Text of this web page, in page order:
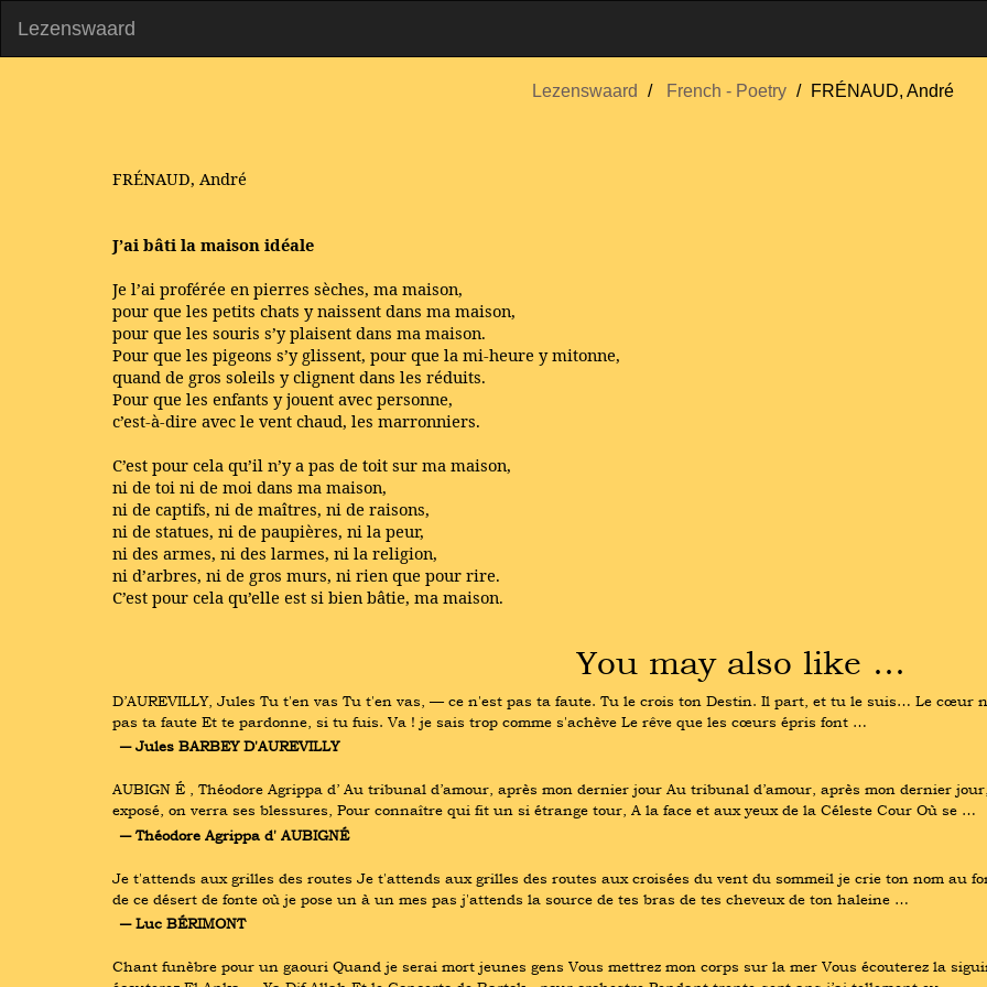
Lezenswaard
Lezenswaard French - Poetry FRÉNAUD, André
FRÉNAUD, André
J’ai bâti la maison idéale
Je l’ai proférée en pierres sèches, ma maison,
pour que les petits chats y naissent dans ma maison,
pour que les souris s’y plaisent dans ma maison.
Pour que les pigeons s’y glissent, pour que la mi-heure y mitonne,
quand de gros soleils y clignent dans les réduits.
Pour que les enfants y jouent avec personne,
c’est-à-dire avec le vent chaud, les marronniers.
C’est pour cela qu’il n’y a pas de toit sur ma maison,
ni de toi ni de moi dans ma maison,
ni de captifs, ni de maîtres, ni de raisons,
ni de statues, ni de paupières, ni la peur,
ni des armes, ni des larmes, ni la religion,
ni d’arbres, ni de gros murs, ni rien que pour rire.
C’est pour cela qu’elle est si bien bâtie, ma maison.
You may also like …
D’AUREVILLY, Jules Tu t'en vas Tu t'en vas, — ce n'est pas ta faute. Tu le crois ton Destin. Il part, et tu le suis… Le
pas ta faute Et te pardonne, si tu fuis. Va ! je sais trop comme s'achève Le rêve que les cœurs épris font …
― Jules BARBEY D'AUREVILLY
AUBIGN É , Théodore Agrippa d’ Au tribunal d’amour, après mon dernier jour Au tribunal d’amour, après mon dernier
exposé, on verra ses blessures, Pour connaître qui fit un si étrange tour, A la face et aux yeux de la Céleste Cour Où se …
― Théodore Agrippa d' AUBIGNÉ
Je t'attends aux grilles des routes Je t'attends aux grilles des routes aux croisées du vent du sommeil je crie ton nom au
de ce désert de fonte où je pose un à un mes pas j'attends la source de tes bras de tes cheveux de ton haleine …
― Luc BÉRIMONT
Chant funèbre pour un gaouri Quand je serai mort jeunes gens Vous mettrez mon corps sur la mer Vous écouterez la